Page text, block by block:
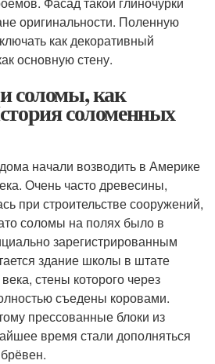
оригинальности. Поленную
как декоративный
основную стену.
соломы, как
соломенных
начали возводить в Америке
Очень часто древесины,
при строительстве сооружений,
соломы на полях было в
зарегистрированным
здание школы в штате
стены которого через
съедены коровами.
прессованные блоки из
время стали дополняться